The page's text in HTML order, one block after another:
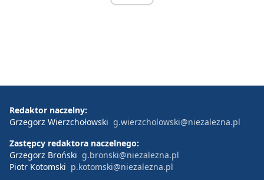
Redaktor naczelny:
Grzegorz Wierzchołowski g.wierzcholowski@niezalezna.pl
Zastępcy redaktora naczelnego:
Grzegorz Broński g.bronski@niezalezna.pl
Piotr Kotomski p.kotomski@niezalezna.pl